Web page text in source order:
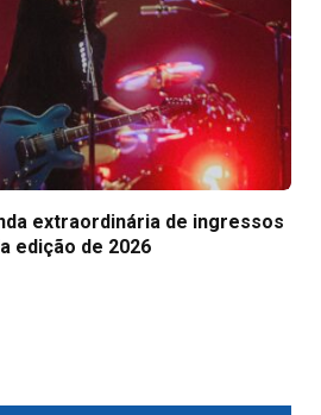
extraordinária de ingressos
edição de 2026